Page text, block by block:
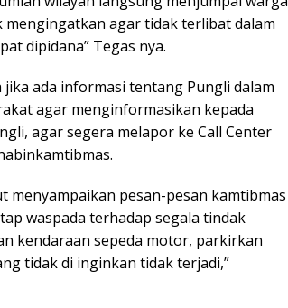
agar tidak terlibat dalam
dipidana” Tegas nya.
ada informasi tentang Pungli dalam
agar menginformasikan kepada
agar segera melapor ke Call Center
pesan-pesan kamtibmas
waspada terhadap segala tindak
kendaraan sepeda motor, parkirkan
tidak di inginkan tidak terjadi,”